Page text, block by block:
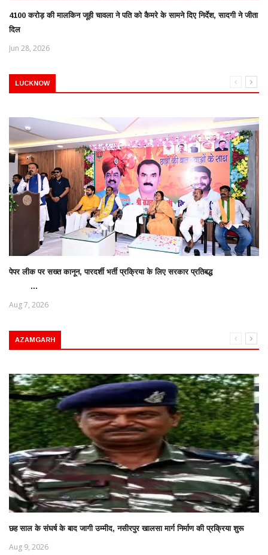
4100 करोड़ की मालकिन जूही चावला ने पति को कैमरे के सामने दिए निर्देश, सादगी ने जीता
दिल
Jun 28, 2026
LUCKNOW
पेपर लीक पर सख्त कानून, पारदर्शी भर्ती प्रक्रिया के लिए सरकार प्रतिबद्ध
...
Aug 7, 2026
AZAMGARH
छह साल के संघर्ष के बाद जागी उम्मीद, नसीरपुर खालसा मार्ग निर्माण की प्रक्रिया शुरू
Aug 9, 2026